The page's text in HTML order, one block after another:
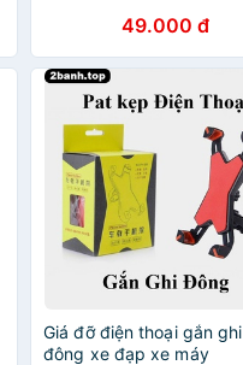
49.000 đ
Giá đỡ điện thoại gắn ghi
đông xe đạp xe máy